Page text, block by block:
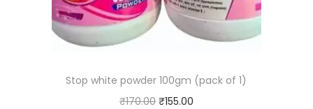
Stop white powder 100gm (pack of 1)
₹170.00 ₹155.00